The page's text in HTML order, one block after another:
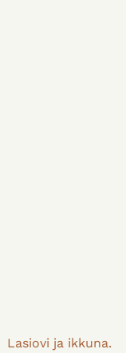
Lasiovi ja ikkuna.